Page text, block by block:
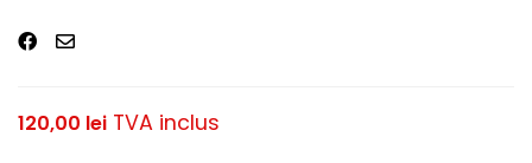
120,00 lei TVA inclus